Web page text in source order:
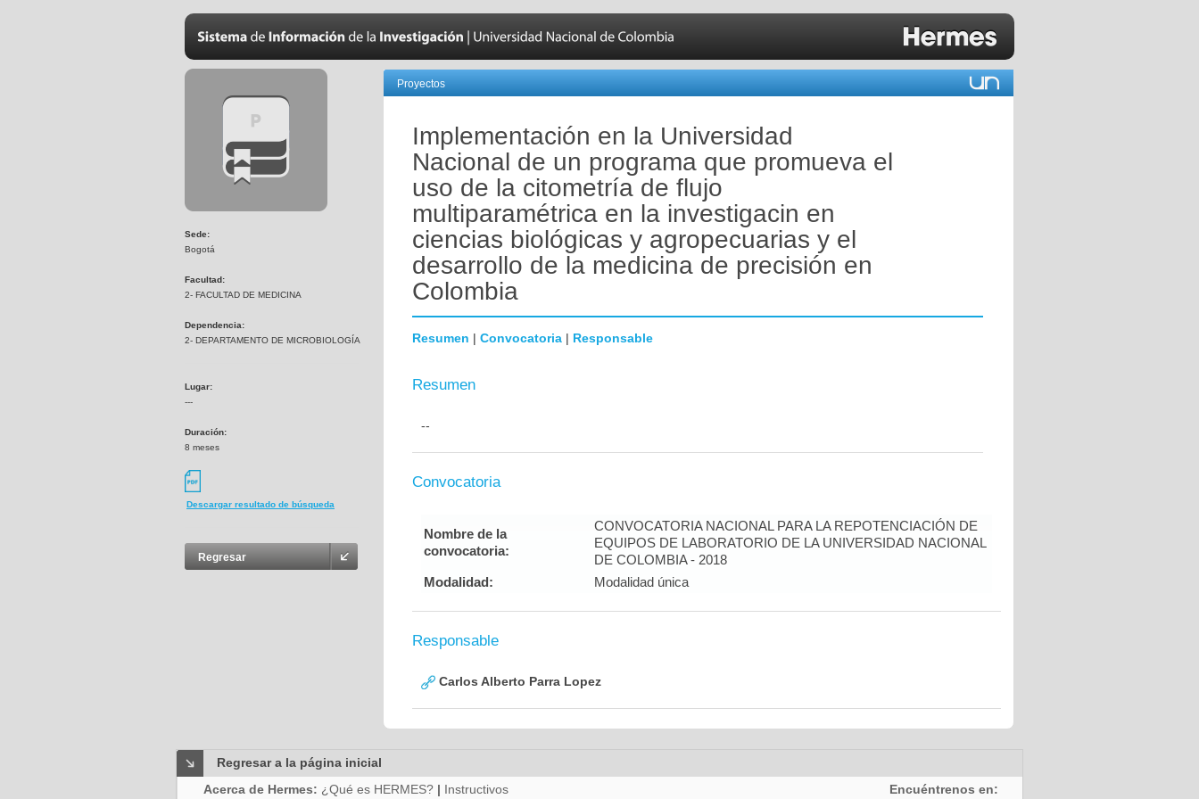
Sede:
Bogotá
Facultad:
2- FACULTAD DE MEDICINA
Dependencia:
2- DEPARTAMENTO DE MICROBIOLOGÍA
Lugar:
---
Duración:
8 meses
Descargar resultado de búsqueda
Regresar
Proyectos
Implementación en la Universidad
Nacional de un programa que promueva el
uso de la citometría de flujo
multiparamétrica en la investigacin en
ciencias biológicas y agropecuarias y el
desarrollo de la medicina de precisión en
Colombia
Resumen | Convocatoria | Responsable
Resumen
--
Convocatoria
Nombre de la
convocatoria:
CONVOCATORIA NACIONAL PARA LA REPOTENCIACIÓN DE
EQUIPOS DE LABORATORIO DE LA UNIVERSIDAD NACIONAL
DE COLOMBIA - 2018
Modalidad:
Modalidad única
Responsable
Carlos Alberto Parra Lopez
Regresar a la página inicial
Acerca de Hermes: ¿Qué es HERMES? | Instructivos Encuéntrenos en: